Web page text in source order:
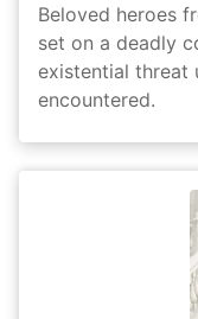
Beloved heroes
set on a deadly
existential threat
encountered.